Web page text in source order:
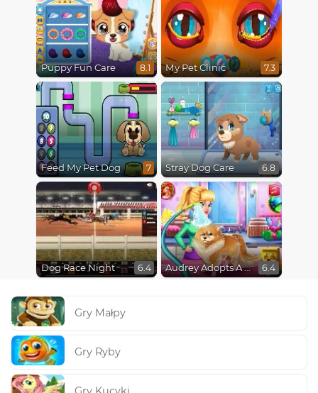
Puppy Fun Care 8.1 My Pet Clinic 7.3
Feed My Pet Dog 7 Stray Dog Care 6.8
Dog Race Night 6.4 Audrey Adopts A Puppy 6.4
Gry Małpy
Gry Ryby